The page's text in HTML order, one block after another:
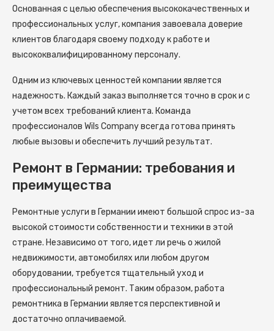
Основанная с целью обеспечения высококачественных и
профессиональных услуг, компания завоевала доверие
клиентов благодаря своему подходу к работе и
высококвалифицированному персоналу.
Одним из ключевых ценностей компании является
надежность. Каждый заказ выполняется точно в срок и с
учетом всех требований клиента. Команда
профессионалов Wils Company всегда готова принять
любые вызовы и обеспечить лучший результат.
Ремонт в Германии: требования и
преимущества
Ремонтные услуги в Германии имеют большой спрос из-за
высокой стоимости собственности и техники в этой
стране. Независимо от того, идет ли речь о жилой
недвижимости, автомобилях или любом другом
оборудовании, требуется тщательный уход и
профессиональный ремонт. Таким образом, работа
ремонтника в Германии является перспективной и
достаточно оплачиваемой.